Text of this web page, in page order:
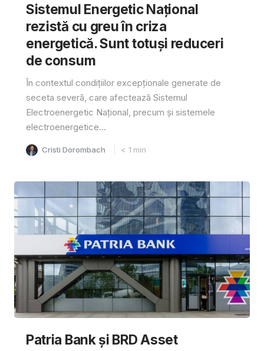
Sistemul Energetic Național
rezistă cu greu în criza
energetică. Sunt totuși reduceri
de consum
În contextul condițiilor excepționale generate de
seceta severã, care afecteazã Sistemul
Electroenergetic Național, precum și sistemele
electroenergetice...
Cristi Dorombach < 1 min
Patria Bank și BRD Asset